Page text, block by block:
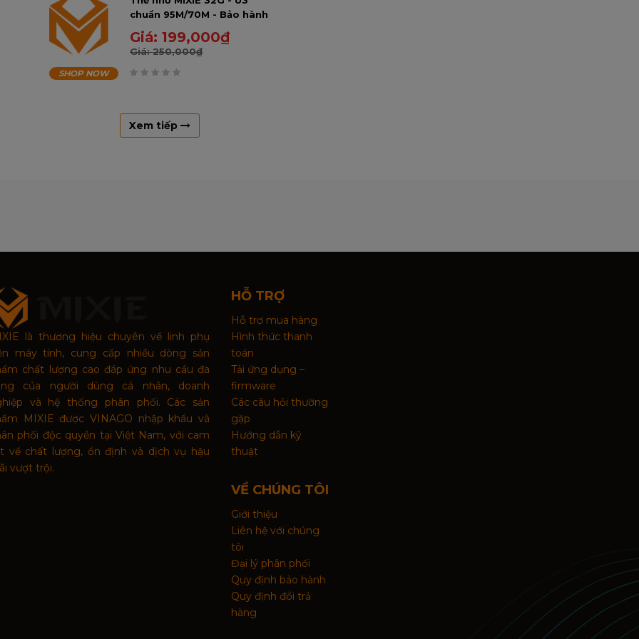
chuẩn 95M/70M - Bảo hành
3 Năm.
Giá:199,000₫
Giá:250,000₫
SHOP NOW
Xem tiếp
là thương hiệu chuyên về linh phụ
máy tính, cung cấp nhiều dòng sản
chất lượng cao đáp ứng nhu cầu đa
của người dùng cá nhân, doanh
và hệ thống phân phối. Các sản
MIXIE được VINAGO nhập khẩu và
phối độc quyền tại Việt Nam, với cam
về chất lượng, ổn định và dịch vụ hậu
vượt trội.
HỖ TRỢ
Hỗ trợ mua hàng
Hình thức thanh
toán
Tải ứng dụng –
firmware
Các câu hỏi thường
gặp
Hướng dẫn kỹ
thuật
VỀ CHÚNG TÔI
Giới thiệu
Liên hệ với chúng
tôi
Đại lý phân phối
Quy định bảo hành
Quy định đổi trả
hàng